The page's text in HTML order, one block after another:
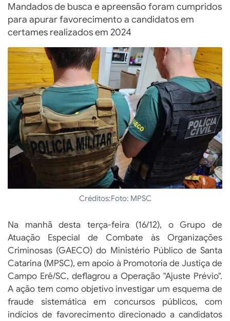
Mandados de busca e apreensão foram cumpridos
para apurar favorecimento a candidatos em
certames realizados em 2024
Créditos:Foto: MPSC
Na manhã desta terça-feira (16/12), o Grupo de
Atuação Especial de Combate às Organizações
Criminosas (GAECO) do Ministério Público de Santa
Catarina (MPSC), em apoio à Promotoria de Justiça de
Campo Erê/SC, deflagrou a Operação "Ajuste Prévio".
A ação tem como objetivo investigar um esquema de
fraude sistemática em concursos públicos, com
indícios de favorecimento direcionado a candidatos